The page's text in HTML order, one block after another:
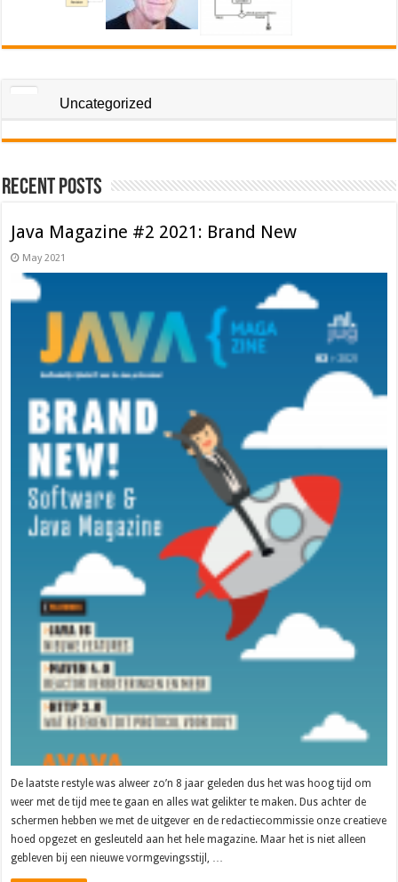
Uncategorized
Recent Posts
Java Magazine #2 2021: Brand New
May 2021
De laatste restyle was alweer zo’n 8 jaar geleden dus het was hoog tijd om
weer met de tijd mee te gaan en alles wat gelikter te maken. Dus achter de
schermen hebben we met de uitgever en de redactiecommissie onze creatieve
hoed opgezet en gesleuteld aan het hele magazine. Maar het is niet alleen
gebleven bij een nieuwe vormgevingsstijl, …